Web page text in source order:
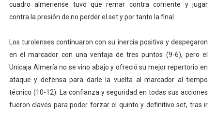
cuadro almeriense tuvo que remar contra corriente y jugar
contra la presión de no perder el set y por tanto la final.
Los turolenses continuaron con su inercia positiva y despegaron
en el marcador con una ventaja de tres puntos (9-6), pero el
Unicaja Almería no se vino abajo y ofreció su mejor repertorio en
ataque y defensa para darle la vuelta al marcador al tiempo
técnico (10-12). La confianza y seguridad en todas sus acciones
fueron claves para poder forzar el quinto y definitivo set, tras ir